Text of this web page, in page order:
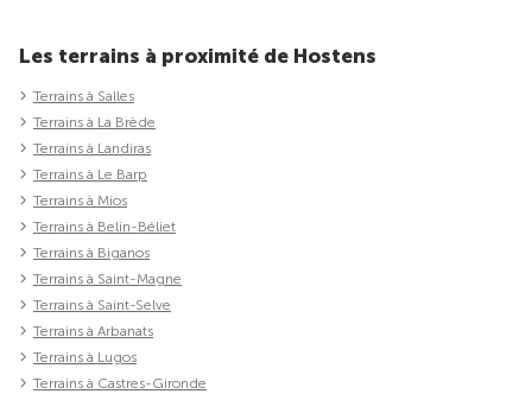
Les terrains à proximité de Hostens
Terrains à Salles
Terrains à La Brède
Terrains à Landiras
Terrains à Le Barp
Terrains à Mios
Terrains à Belin-Béliet
Terrains à Biganos
Terrains à Saint-Magne
Terrains à Saint-Selve
Terrains à Arbanats
Terrains à Lugos
Terrains à Castres-Gironde